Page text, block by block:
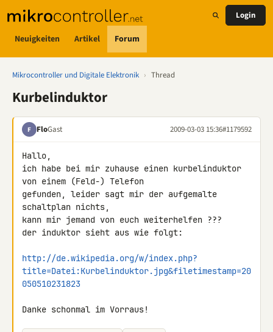
Neuigkeiten Artikel Forum
Login
Mikrocontroller und Digitale Elektronik › Thread
Kurbelinduktor
F FloGast 2009-03-03 15:36#1179592
Hallo,
ich habe bei mir zuhause einen kurbelinduktor
von einem (Feld-) Telefon
gefunden, leider sagt mir der aufgemalte
schaltplan nichts,
kann mir jemand von euch weiterhelfen ???
der induktor sieht aus wie folgt:
http://de.wikipedia.org/w/index.php?
title=Datei:Kurbelinduktor.jpg&filetimestamp=20
050510231823
Danke schonmal im Vorraus!